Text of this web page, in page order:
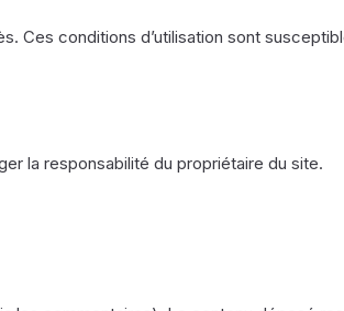
Ces conditions d’utilisation sont
la responsabilité du propriétaire du site.